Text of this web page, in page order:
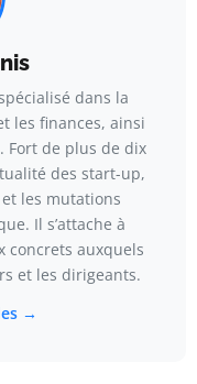
dans la
les finances, ainsi
Fort de plus de dix
des start-up,
les mutations
Il s’attache à
concrets auxquels
et les dirigeants.
→